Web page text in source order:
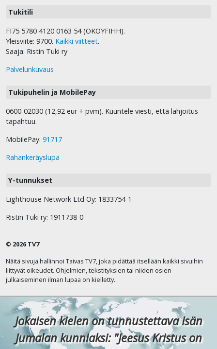
Tukitili
FI75 5780 4120 0163 54 (OKOYFIHH).
Yleisviite: 9700. Kaikki viitteet.
Saaja: Ristin Tuki ry
Palvelunkuvaus
Tukipuhelin ja MobilePay
0600-02030 (12,92 eur + pvm). Kuuntele viesti, että lahjoitus
tapahtuu.
MobilePay: 91717
Rahankeräyslupa
Y-tunnukset
Lighthouse Network Ltd Oy: 1833754-1
Ristin Tuki ry: 1911738-0
© 2026 TV7
Näitä sivuja hallinnoi Taivas TV7, joka pidättää itsellään kaikki sivuihin
liittyvät oikeudet. Ohjelmien, tekstityksien tai niiden osien
julkaiseminen ilman lupaa on kielletty.
Jokaisen kielen on tunnustettava Isän
Jumalan kunniaksi: "Jeesus Kristus on